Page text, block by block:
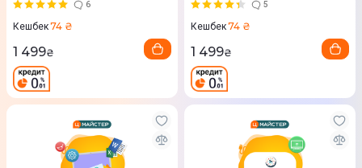
6
Кешбек74 ₴
1 499₴
5
Кешбек74 ₴
1 499₴